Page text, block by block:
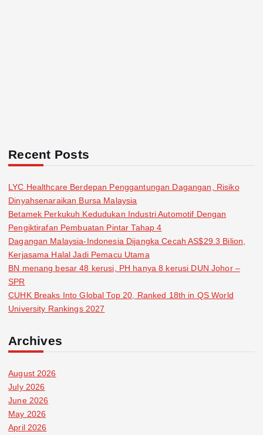
Recent Posts
LYC Healthcare Berdepan Penggantungan Dagangan, Risiko
Dinyahsenaraikan Bursa Malaysia
Betamek Perkukuh Kedudukan Industri Automotif Dengan
Pengiktirafan Pembuatan Pintar Tahap 4
Dagangan Malaysia-Indonesia Dijangka Cecah AS$29.3 Bilion,
Kerjasama Halal Jadi Pemacu Utama
BN menang besar 48 kerusi, PH hanya 8 kerusi DUN Johor –
SPR
CUHK Breaks Into Global Top 20, Ranked 18th in QS World
University Rankings 2027
Archives
August 2026
July 2026
June 2026
May 2026
April 2026